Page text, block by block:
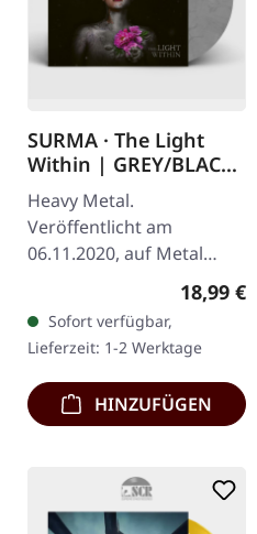
SURMA · The Light
Within | GREY/BLACK
LP
Heavy Metal.
Veröffentlicht am
06.11.2020, auf Metal
marmoriertes Vinyl,
limitiert auf 200
Exemplare. A1. Rendition
A2.…
18,99 €
Sofort verfügbar,
Lieferzeit: 1-2 Werktage
HINZUFÜGEN